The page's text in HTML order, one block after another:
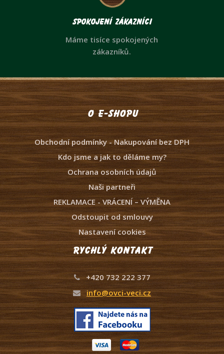
Spokojení zákazníci
Máme tisíce spokojených
zákazníků.
O e-shopu
Obchodní podmínky - Nakupování bez DPH
Kdo jsme a jak to děláme my?
Ochrana osobních údajů
Naši partneři
REKLAMACE - VRÁCENÍ – VÝMĚNA
Odstoupit od smlouvy
Nastavení cookies
Rychlý kontakt
+420 732 222 377
info@ovci-veci.cz